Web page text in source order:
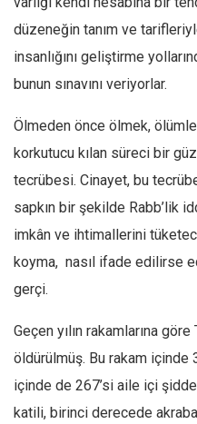
Sosyal Medya
Twitter
Facebook
Editörden
Yazarlar
Kemal Özer
Mahmut Toptaş
Barış Tarımcıoğlu
Ömer Kayani
Yusuf Armağan
Hasanali Yıldırım
düzeneğin tanım ve
insanlığını geliştirme
bunun sınavını veriyorlar.
Ölmeden önce ölmek, ölümle
korkutucu kılan süreci bir
tecrübesi. Cinayet, bu
sapkın bir şekilde Rabb’lik
imkân ve ihtimallerini
koyma, nasıl ifade edilirse
gerçi.
Geçen yılın rakamlarına
öldürülmüş. Bu rakam içinde
içinde de 267’si aile içi
katili, birinci derecede